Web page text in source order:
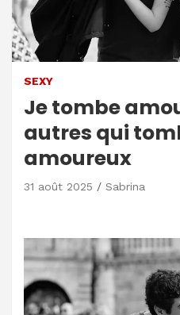
SEXY
Je tombe
autres qui
amoureux
31 août 2025 Sabrina